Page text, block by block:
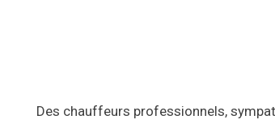
Des chauffeurs professionnels,